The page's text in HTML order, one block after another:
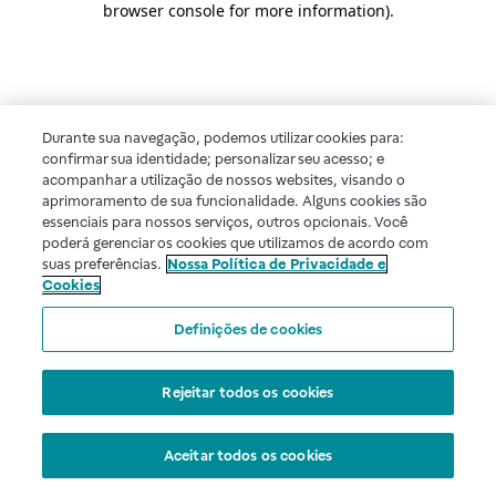
browser console for more information).
Durante sua navegação, podemos utilizar cookies para:
confirmar sua identidade; personalizar seu acesso; e
acompanhar a utilização de nossos websites, visando o
aprimoramento de sua funcionalidade. Alguns cookies são
essenciais para nossos serviços, outros opcionais. Você
poderá gerenciar os cookies que utilizamos de acordo com
suas preferências. Nossa Política de Privacidade e
Cookies
Definições de cookies
Rejeitar todos os cookies
Aceitar todos os cookies